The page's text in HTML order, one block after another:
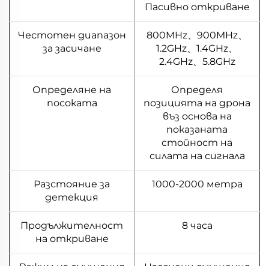
Пасивно откриване
Честотен диапазон
за засичане
800MHz、900MHz、
1.2GHz、1.4GHz、
2.4GHz、5.8GHz
Определяне на
посоката
Определя
позицията на дронa
въз основа на
показаната
стойност на
силата на сигнала
Разстояние за
детекция
1000-2000 метра
Продължителност
на откриване
8 часа